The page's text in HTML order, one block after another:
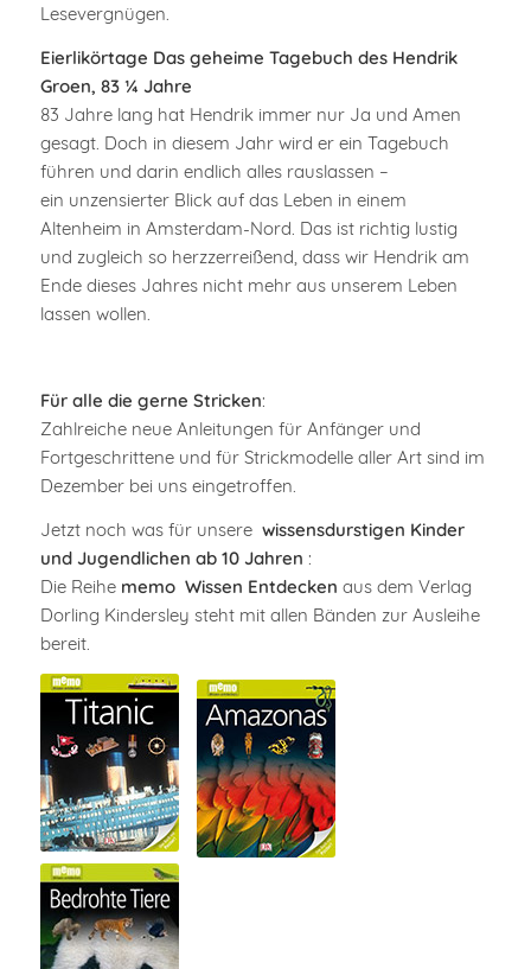
Lesevergnügen.
Eierlikörtage Das geheime Tagebuch des Hendrik
Groen, 83 ¼ Jahre
83 Jahre lang hat Hendrik immer nur Ja und Amen
gesagt. Doch in diesem Jahr wird er ein Tagebuch
führen und darin endlich alles rauslassen –
ein unzensierter Blick auf das Leben in einem
Altenheim in Amsterdam-Nord. Das ist richtig lustig
und zugleich so herzzerreißend, dass wir Hendrik am
Ende dieses Jahres nicht mehr aus unserem Leben
lassen wollen.
Für alle die gerne Stricken:
Zahlreiche neue Anleitungen für Anfänger und
Fortgeschrittene und für Strickmodelle aller Art sind im
Dezember bei uns eingetroffen.
Jetzt noch was für unsere wissensdurstigen Kinder
und Jugendlichen ab 10 Jahren :
Die Reihe memo Wissen Entdecken aus dem Verlag
Dorling Kindersley steht mit allen Bänden zur Ausleihe
bereit.